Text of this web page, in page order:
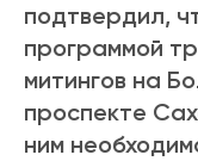
подтвердил,
программой
митингов на
проспекте
ним